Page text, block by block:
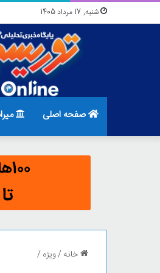
شنبه, 17 مرداد 1405
صفحه اصلی
خانه/ویژه/